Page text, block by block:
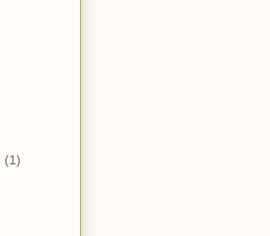
(1)